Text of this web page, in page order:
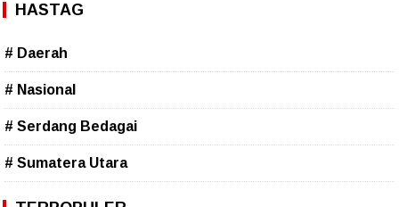
HASTAG
# Daerah
# Nasional
# Serdang Bedagai
# Sumatera Utara